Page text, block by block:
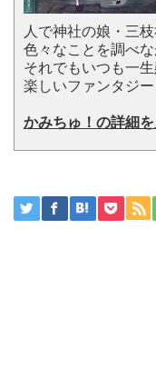
人で神社の娘・三
色々なことを調べ
それでもいつも一
楽しいファンタジー
かみちゅ！の詳細